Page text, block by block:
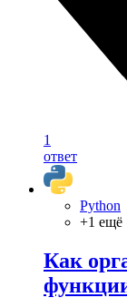
1
ответ
Python
+1 ещё
Как